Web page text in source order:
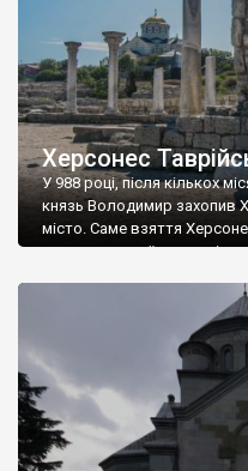
Херсонес
У 988 році, після кількох
князь Володимир захопив
місто. Саме взяття
диктувати свої умови
Херсонесі Володимир-
А потім було Хрещення